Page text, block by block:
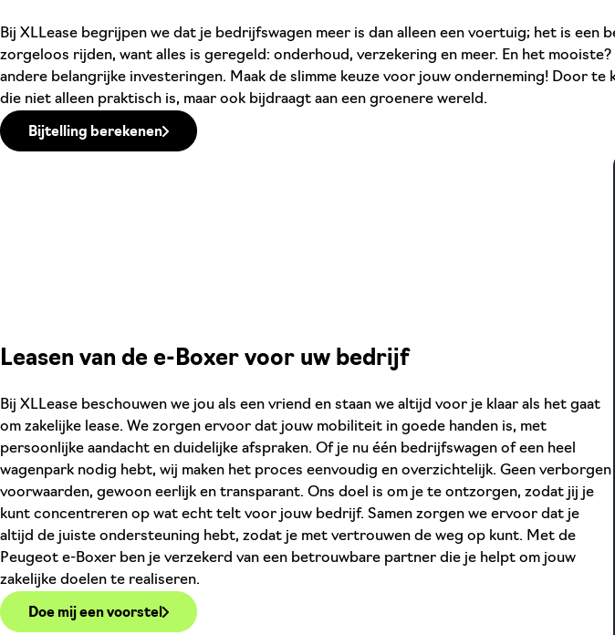
Bij XLLease begrijpen we dat je bedrijfswagen meer is dan alleen een voertuig; het is
zorgeloos rijden, want alles is geregeld: onderhoud, verzekering en meer. En het
andere belangrijke investeringen. Maak de slimme keuze voor jouw onderneming! Door
die niet alleen praktisch is, maar ook bijdraagt aan een groenere wereld.
Bijtelling berekenen
Leasen van de e-Boxer voor uw bedrijf
Bij XLLease beschouwen we jou als een vriend en staan we altijd voor je klaar als het gaat
om zakelijke lease. We zorgen ervoor dat jouw mobiliteit in goede handen is, met
persoonlijke aandacht en duidelijke afspraken. Of je nu één bedrijfswagen of een heel
wagenpark nodig hebt, wij maken het proces eenvoudig en overzichtelijk. Geen verborgen
voorwaarden, gewoon eerlijk en transparant. Ons doel is om je te ontzorgen, zodat jij je
kunt concentreren op wat echt telt voor jouw bedrijf. Samen zorgen we ervoor dat je
altijd de juiste ondersteuning hebt, zodat je met vertrouwen de weg op kunt. Met de
Peugeot e-Boxer ben je verzekerd van een betrouwbare partner die je helpt om jouw
zakelijke doelen te realiseren.
Doe mij een voorstel